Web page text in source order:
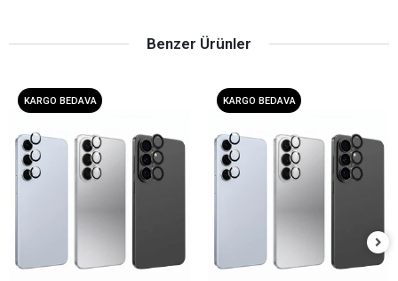
Benzer Ürünler
KARGO BEDAVA KARGO BEDAVA